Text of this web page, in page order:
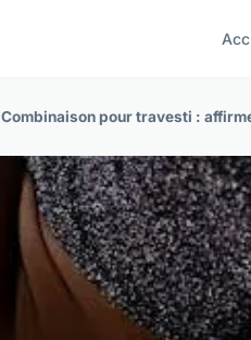
Combinaison pour travesti :